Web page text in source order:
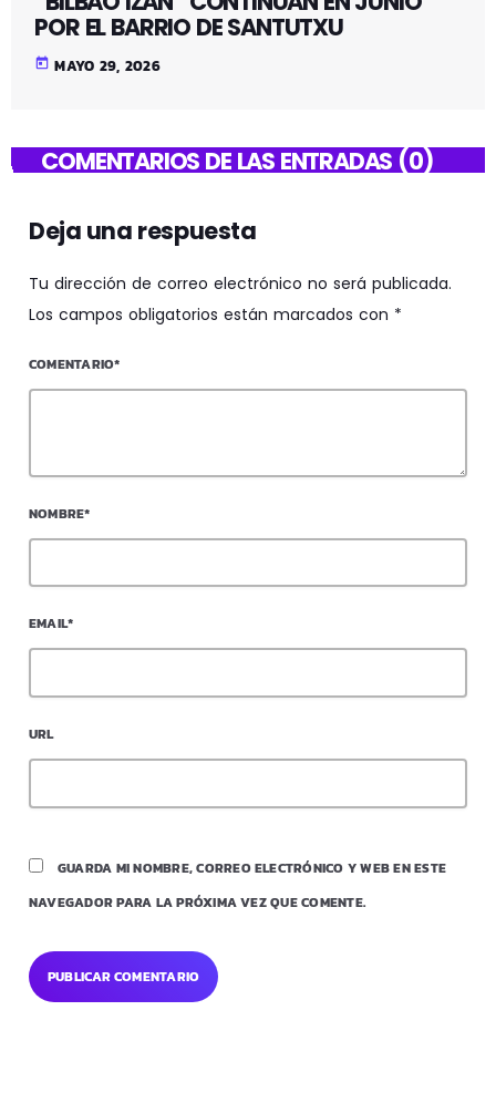
POR EL BARRIO DE SANTUTXU
today MAYO 29, 2026
COMENTARIOS DE LAS ENTRADAS (0)
Deja una respuesta
Tu dirección de correo electrónico no será publicada.
Los campos obligatorios están marcados con *
COMENTARIO*
NOMBRE*
EMAIL*
URL
GUARDA MI NOMBRE, CORREO ELECTRÓNICO Y WEB EN ESTE
NAVEGADOR PARA LA PRÓXIMA VEZ QUE COMENTE.